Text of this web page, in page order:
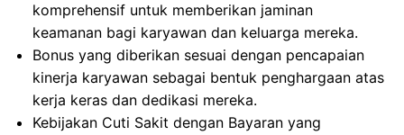
komprehensif untuk memberikan jaminan
keamanan bagi karyawan dan keluarga mereka.
Bonus yang diberikan sesuai dengan pencapaian
kinerja karyawan sebagai bentuk penghargaan atas
kerja keras dan dedikasi mereka.
Kebijakan Cuti Sakit dengan Bayaran yang